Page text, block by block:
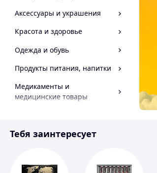
Аксессуары и украшения
Красота и здоровье
Одежда и обувь
Продукты питания, напитки
Медикаменты и
медицинские товары
Инструмент
Тебя заинтересует